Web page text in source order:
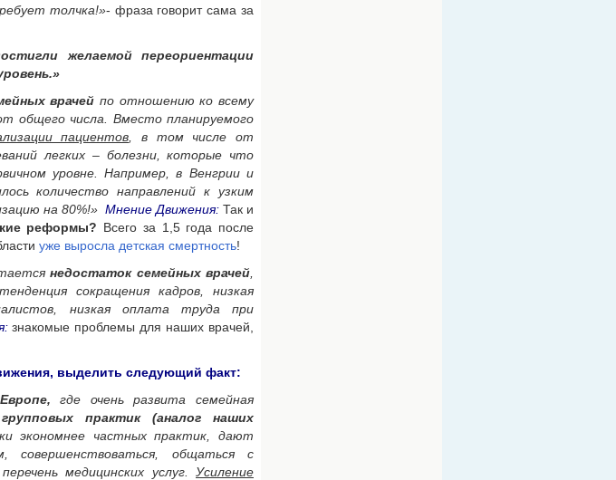
толчка!»- фраза говорит сама за
желаемой переориентации
врачей по отношению ко всему
общего числа. Вместо планируемого
пациентов , в том числе от
легких – болезни, которые что
уровне. Например, в Венгрии и
количество направлений к узким
на 80%!» Мнение Движения: Так и
реформы? Всего за 1,5 года после
уже выросла детская смертность!
недостаток семейных врачей
сокращения кадров, низкая
низкая оплата труда при
знакомые проблемы для наших врачей,
выделить следующий факт:
где очень развита семейная
практик (аналог наших
экономнее частных практик, дают
совершенствоваться, общаться с
медицинских услуг. Усиление